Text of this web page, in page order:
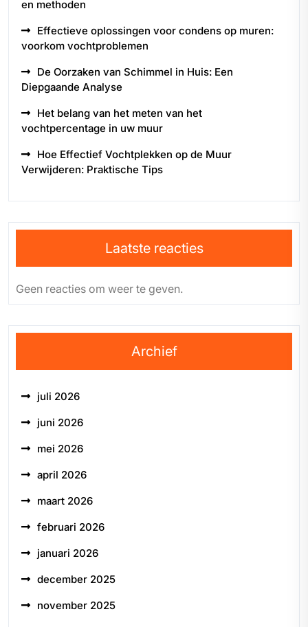
en methoden
Effectieve oplossingen voor condens op muren:
voorkom vochtproblemen
De Oorzaken van Schimmel in Huis: Een
Diepgaande Analyse
Het belang van het meten van het
vochtpercentage in uw muur
Hoe Effectief Vochtplekken op de Muur
Verwijderen: Praktische Tips
Laatste reacties
Geen reacties om weer te geven.
Archief
juli 2026
juni 2026
mei 2026
april 2026
maart 2026
februari 2026
januari 2026
december 2025
november 2025